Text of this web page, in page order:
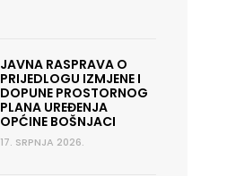
JAVNA RASPRAVA O
PRIJEDLOGU IZMJENE I
DOPUNE PROSTORNOG
PLANA UREĐENJA
OPĆINE BOŠNJACI
17. SRPNJA 2026.